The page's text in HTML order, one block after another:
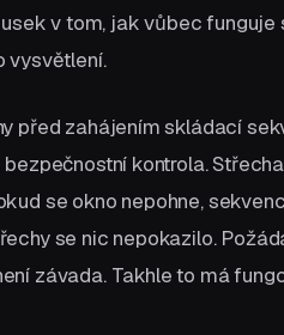
v tom, jak vůbec funguje
vysvětlení.
před zahájením skládací
kontrola.
se okno nepohne,
se nic nepokazilo.
závada. Takhle to má